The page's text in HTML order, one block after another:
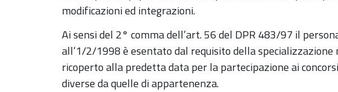
modificazioni ed integrazioni.
Ai sensi del 2° comma dell’art. 56 del DPR 483/97 il
all’1/2/1998 è esentato dal requisito della
ricoperto alla predetta data per la partecipazione ai
diverse da quelle di appartenenza.